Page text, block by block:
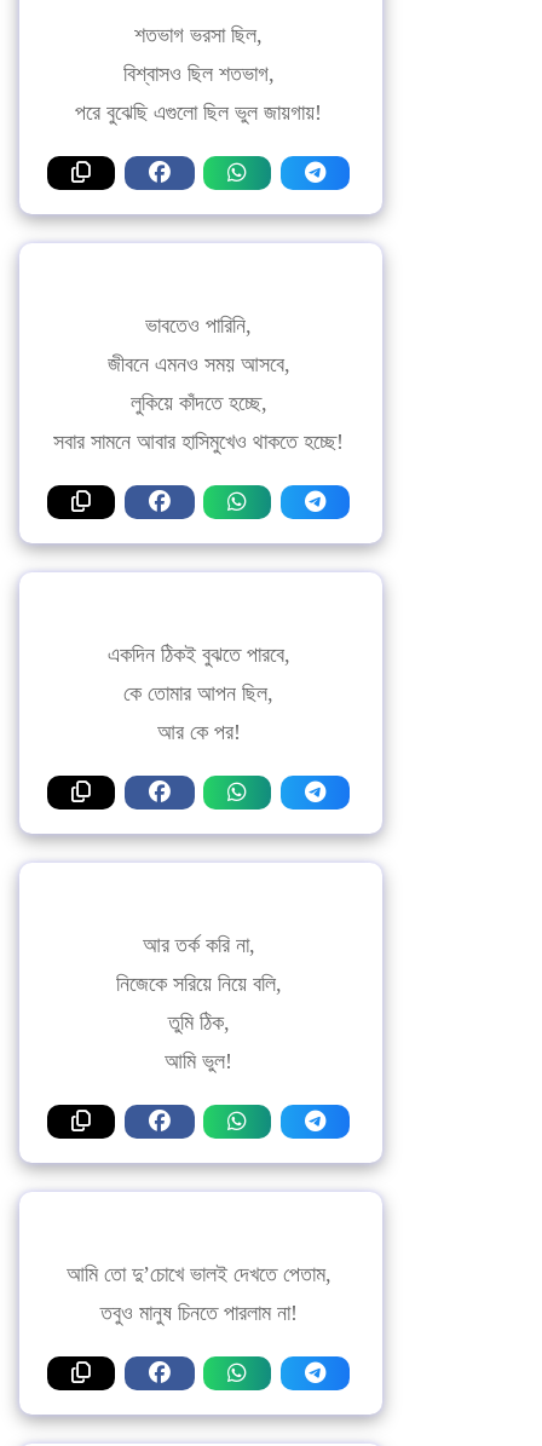
শতভাগ ভরসা ছিল,
বিশ্বাসও ছিল শতভাগ,
পরে বুঝেছি এগুলো ছিল ভুল জায়গায়!
ভাবতেও পারিনি,
জীবনে এমনও সময় আসবে,
লুকিয়ে কাঁদতে হচ্ছে,
সবার সামনে আবার হাসিমুখেও থাকতে হচ্ছে!
একদিন ঠিকই বুঝতে পারবে,
কে তোমার আপন ছিল,
আর কে পর!
আর তর্ক করি না,
নিজেকে সরিয়ে নিয়ে বলি,
তুমি ঠিক,
আমি ভুল!
আমি তো দু’চোখে ভালই দেখতে পেতাম,
তবুও মানুষ চিনতে পারলাম না!